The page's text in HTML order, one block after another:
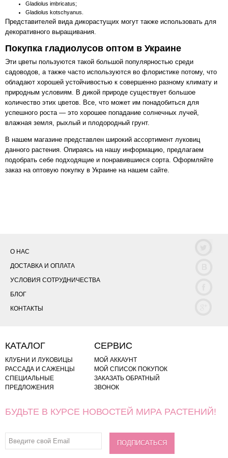
Gladiolus imbricatus;
Gladiolus kotschyanus.
Представителей вида дикорастущих могут также использовать для
декоративного выращивания.
Покупка гладиолусов оптом в Украине
Эти цветы пользуются такой большой популярностью среди
садоводов, а также часто используются во флористике потому, что
обладают хорошей устойчивостью к совершенно разному климату и
природным условиям. В дикой природе существует большое
количество этих цветов. Все, что может им понадобиться для
успешного роста — это хорошее попадание солнечных лучей,
влажная земля, рыхлый и плодородный грунт.
В нашем магазине представлен широкий ассортимент луковиц
данного растения. Опираясь на нашу информацию, предлагаем
подобрать себе подходящие и понравившиеся сорта. Оформляйте
заказ на оптовую покупку в Украине на нашем сайте.
О НАС
ДОСТАВКА И ОПЛАТА
УСЛОВИЯ СОТРУДНИЧЕСТВА
БЛОГ
КОНТАКТЫ
КАТАЛОГ
КЛУБНИ И ЛУКОВИЦЫ
РАССАДА И САЖЕНЦЫ
СПЕЦИАЛЬНЫЕ
ПРЕДЛОЖЕНИЯ
СЕРВИС
МОЙ АККАУНТ
МОЙ СПИСОК ПОКУПОК
ЗАКАЗАТЬ ОБРАТНЫЙ
ЗВОНОК
БУДЬТЕ В КУРСЕ НОВОСТЕЙ МИРА РАСТЕНИЙ!
ПОДПИСАТЬСЯ